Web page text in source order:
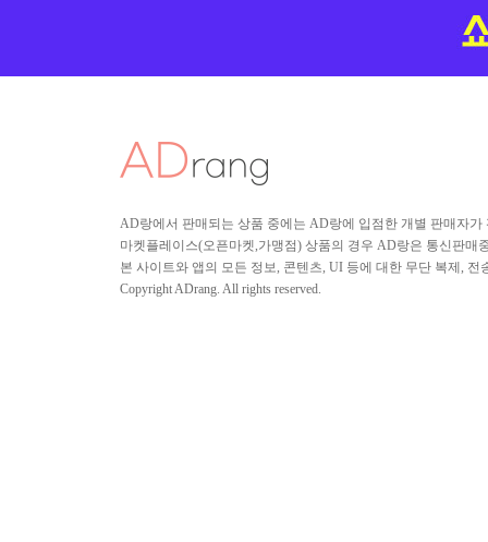
AD랑에서 판매되는 상품 중에는 AD랑에 입점한 개별 판매자
마켓플레이스(오픈마켓,가맹점) 상품의 경우 AD랑은 통신판
본 사이트와 앱의 모든 정보, 콘텐츠, UI 등에 대한 무단 복제,
Copyright ADrang. All rights reserved.